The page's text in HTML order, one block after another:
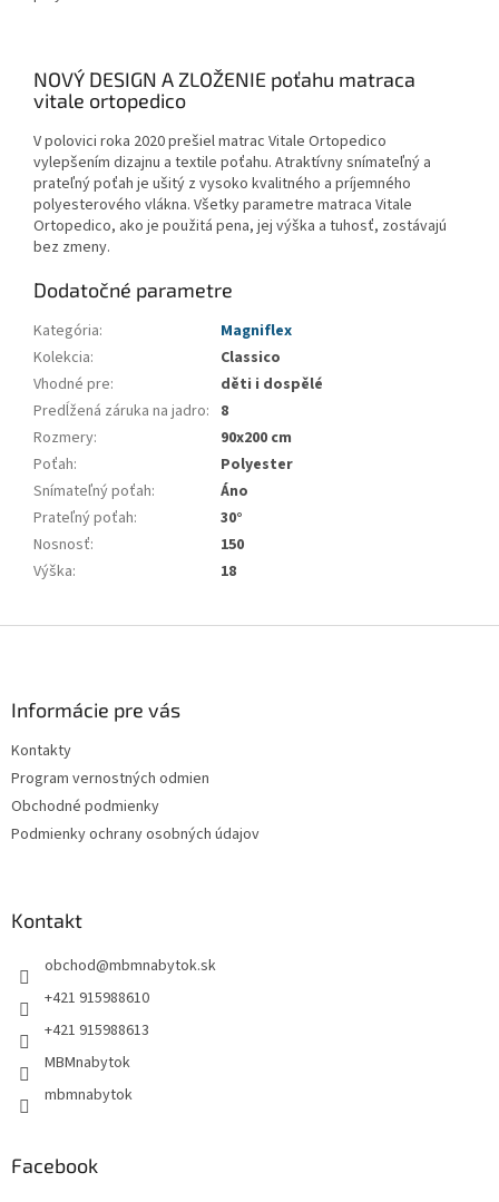
NOVÝ DESIGN A ZLOŽENIE poťahu matraca
vitale ortopedico
V polovici roka 2020 prešiel matrac Vitale Ortopedico
vylepšením dizajnu a textile poťahu. Atraktívny snímateľný a
prateľný poťah je ušitý z vysoko kvalitného a príjemného
polyesterového vlákna. Všetky parametre matraca Vitale
Ortopedico, ako je použitá pena, jej výška a tuhosť, zostávajú
bez zmeny.
Dodatočné parametre
Kategória:
Magniflex
Kolekcia:
Classico
Vhodné pre:
děti i dospělé
Predĺžená záruka na jadro: 8
Rozmery:
90x200 cm
Poťah:
Polyester
Snímateľný poťah:
Áno
Prateľný poťah:
30°
Nosnosť:
150
Výška: 18
Informácie pre vás
Kontakty
Program vernostných odmien
Obchodné podmienky
Podmienky ochrany osobných údajov
Kontakt
obchod@mbmnabytok.sk
+421 915988610
+421 915988613
MBMnabytok
mbmnabytok
Facebook